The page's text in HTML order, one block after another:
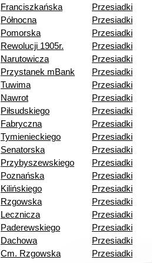
Franciszkańska
Przesiadki
Północna
Przesiadki
Pomorska
Przesiadki
Rewolucji 1905r.
Przesiadki
Narutowicza
Przesiadki
Przystanek mBank
Przesiadki
Tuwima
Przesiadki
Nawrot
Przesiadki
Piłsudskiego
Przesiadki
Fabryczna
Przesiadki
Tymienieckiego
Przesiadki
Senatorska
Przesiadki
Przybyszewskiego
Przesiadki
Poznańska
Przesiadki
Kilińskiego
Przesiadki
Rzgowska
Przesiadki
Lecznicza
Przesiadki
Paderewskiego
Przesiadki
Dachowa
Przesiadki
Cm. Rzgowska
Przesiadki